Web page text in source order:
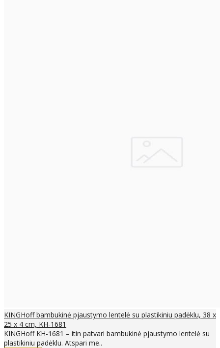
KINGHoff bambukinė pjaustymo lentelė su plastikiniu padėklu, 38 x
25 x 4 cm, KH-1681
KINGHoff KH-1681 – itin patvari bambukinė pjaustymo lentelė su
plastikiniu padėklu. Atspari me..